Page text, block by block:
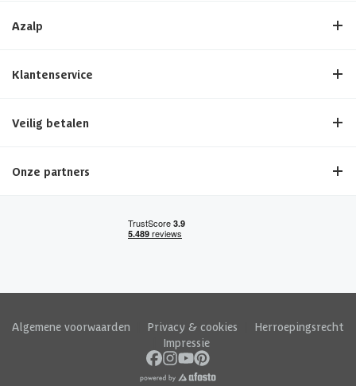
Azalp
Klantenservice
Veilig betalen
Onze partners
Algemene voorwaarden Privacy & cookies
Herroepingsrecht
Impressie